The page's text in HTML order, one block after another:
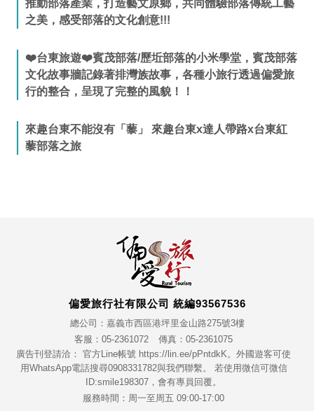
推動部落產業，打造藝文原鄉，共同體驗部落傳統工藝
之美，感受部落的文化創意!!!
❤️台東旅遊❤️賓茂部落/歷坵部落的小米學堂，賓茂部落
文化故事牆記錄著排灣族故事，各種小旅行透過偏愛旅
行的整合，呈現了完整的風貌！！
來趣台東不能沒有「藜」 來趣台東x達人帶路x台東紅
藜部落之旅
偏愛旅行社有限公司 統編93567536
總公司：嘉義市西區港坪里金山路275號3樓
客服：05-2361072
傳真：05-2361075
廣告刊登請洽： 官方Line帳號 https://lin.ee/pPntdkK。外國遊客可使
用WhatsApp電話搜尋0908331782與我們聯繫。 若使用微信可微信
ID:smile198307，會有專員回覆。
服務時間：周一至周五 09:00-17:00